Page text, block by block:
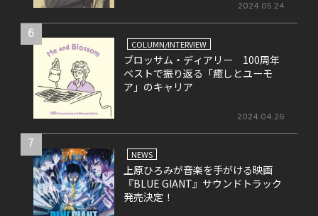
2024.05.24
6
COLUMN/INTERVIEW
ブロッサム・ディアリー 100周年
ベストで振り返る「癒しとユーモ
ア」のキャリア
2024.04.26
7
NEWS
上原ひろみが音楽を手がける映画
『BLUE GIANT』サウンドトラック
発売決定！